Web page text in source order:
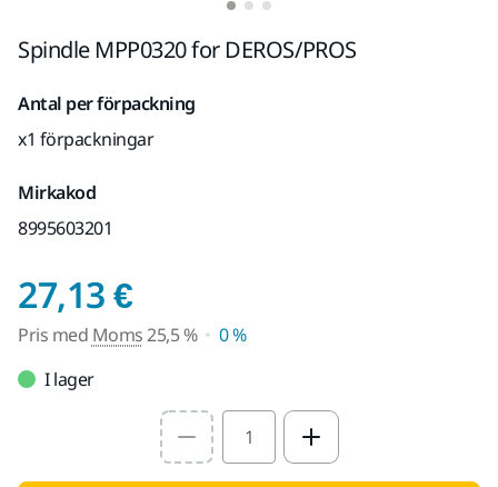
Spindle MPP0320 for DEROS/PROS
Antal per förpackning
x1 förpackningar
Mirkakod
8995603201
27,13 €Pris med Moms 25,5
Pris med Moms25,5 %
0 %
I lager
Select quantity value